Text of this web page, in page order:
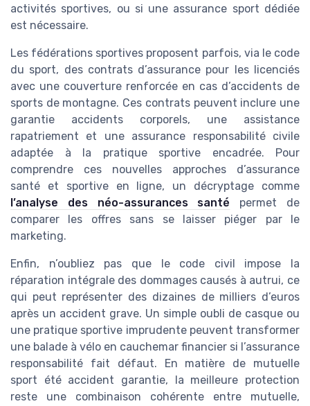
activités sportives, ou si une assurance sport dédiée
est nécessaire.
Les fédérations sportives proposent parfois, via le code
du sport, des contrats d’assurance pour les licenciés
avec une couverture renforcée en cas d’accidents de
sports de montagne. Ces contrats peuvent inclure une
garantie accidents corporels, une assistance
rapatriement et une assurance responsabilité civile
adaptée à la pratique sportive encadrée. Pour
comprendre ces nouvelles approches d’assurance
santé et sportive en ligne, un décryptage comme
l’analyse des néo-assurances santé permet de
comparer les offres sans se laisser piéger par le
marketing.
Enfin, n’oubliez pas que le code civil impose la
réparation intégrale des dommages causés à autrui, ce
qui peut représenter des dizaines de milliers d’euros
après un accident grave. Un simple oubli de casque ou
une pratique sportive imprudente peuvent transformer
une balade à vélo en cauchemar financier si l’assurance
responsabilité fait défaut. En matière de mutuelle
sport été accident garantie, la meilleure protection
reste une combinaison cohérente entre mutuelle,